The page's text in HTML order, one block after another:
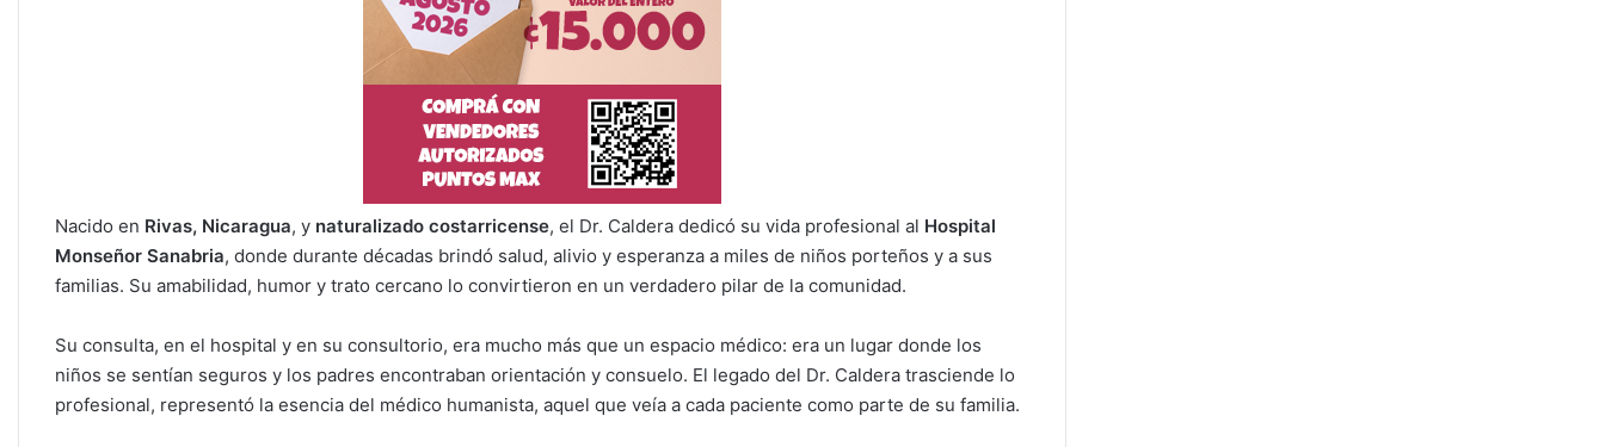
Nacido en Rivas, Nicaragua, y naturalizado costarricense, el Dr. Caldera dedicó su vida profesional al Hospital
Monseñor Sanabria, donde durante décadas brindó salud, alivio y esperanza a miles de niños porteños y a sus
familias. Su amabilidad, humor y trato cercano lo convirtieron en un verdadero pilar de la comunidad.
Su consulta, en el hospital y en su consultorio, era mucho más que un espacio médico: era un lugar donde los
niños se sentían seguros y los padres encontraban orientación y consuelo. El legado del Dr. Caldera trasciende lo
profesional, representó la esencia del médico humanista, aquel que veía a cada paciente como parte de su familia.